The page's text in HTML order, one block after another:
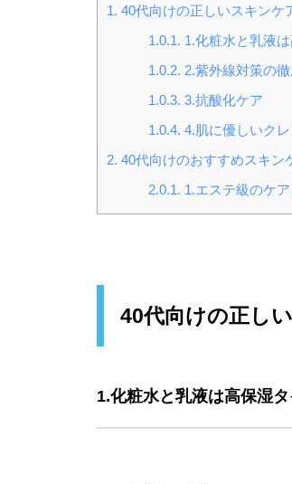
1. 40代向けの正しいスキンケ
1.0.1. 1.化粧水と乳液
1.0.2. 2.紫外線対策の
1.0.3. 3.抗酸化ケア
1.0.4. 4.肌に優しいク
2. 40代向けのおすすめスキン
2.0.1. 1.エステ級のケ
40代向けの正し
1.化粧水と乳液は高保湿